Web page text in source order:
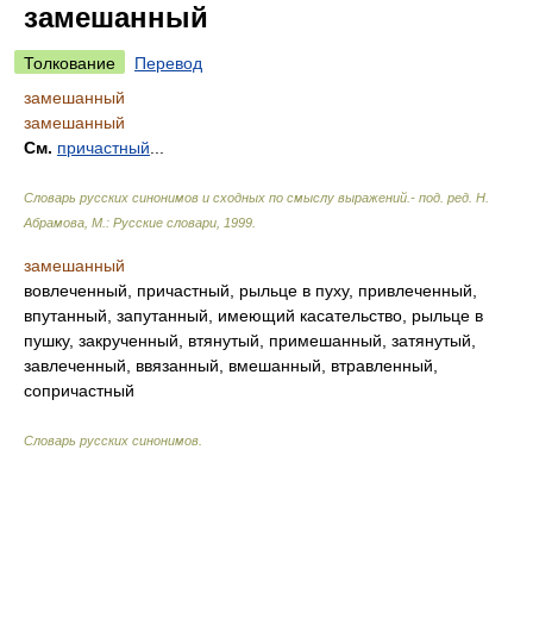
замешанный
Толкование
Перевод
замешанный
замешанный
См. причастный
Словарь русских синонимов и сходных по смыслу выражений.- под. ред. Н.
Абрамова, М.: Русские словари 1999
замешанный
вовлеченный, причастный, рыльце в пуху, привлеченный,
впутанный, запутанный, имеющий касательство, рыльце в
пушку, закрученный, втянутый, примешанный, затянутый,
завлеченный, ввязанный, вмешанный, втравленный,
сопричастный
Словарь русских синонимов